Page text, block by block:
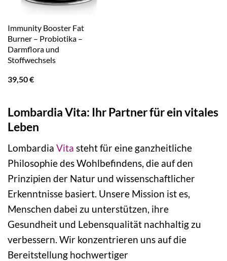
Immunity Booster Fat
Burner – Probiotika –
Darmflora und
Stoffwechsels
39,50€
Lombardia Vita: Ihr Partner für ein vitales
Leben
Lombardia Vita steht für eine ganzheitliche
Philosophie des Wohlbefindens, die auf den
Prinzipien der Natur und wissenschaftlicher
Erkenntnisse basiert. Unsere Mission ist es,
Menschen dabei zu unterstützen, ihre
Gesundheit und Lebensqualität nachhaltig zu
verbessern. Wir konzentrieren uns auf die
Bereitstellung hochwertiger